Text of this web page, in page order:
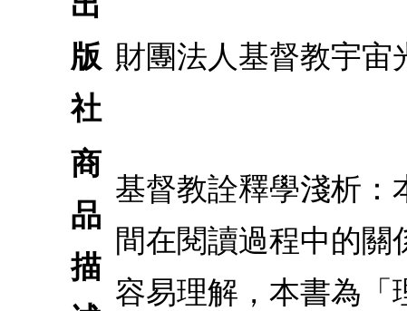
版
社
財團法人基督教宇宙
商
品
描
基督教詮釋學淺析：
間在閱讀過程中的關
容易理解，本書為「